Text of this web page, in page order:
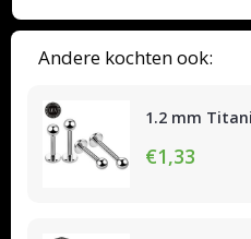
Andere kochten ook:
1.2 mm
€1,33